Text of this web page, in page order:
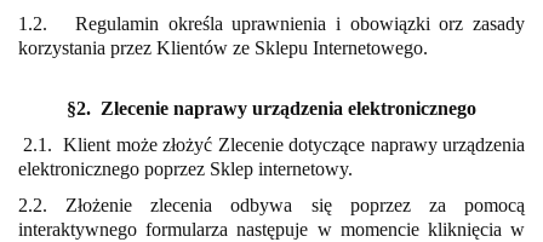
1.2. Regulamin określa uprawnienia i obowiązki orz zasady
korzystania przez Klientów ze Sklepu Internetowego.
§2. Zlecenie naprawy urządzenia elektronicznego
2.1. Klient może złożyć Zlecenie dotyczące naprawy urządzenia
elektronicznego poprzez Sklep internetowy.
2.2. Złożenie zlecenia odbywa się poprzez za pomocą
interaktywnego formularza następuje w momencie kliknięcia w